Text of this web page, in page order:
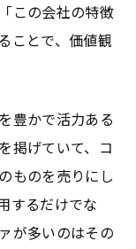
この会社の特徴
ことで、価値観
豊かで活力ある
掲げていて、コ
ものを売りにし
するだけでな
が多いのはその